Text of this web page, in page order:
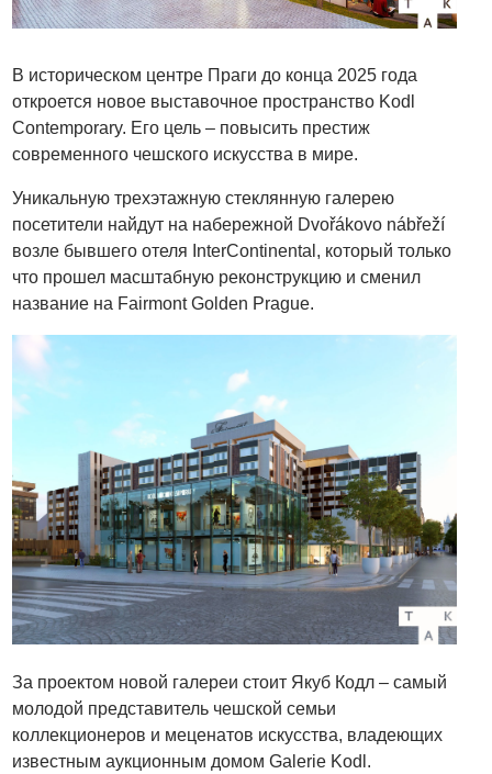
В историческом центре Праги до конца 2025 года
откроется новое выставочное пространство Kodl
Contemporary. Его цель – повысить престиж
современного чешского искусства в мире.
Уникальную трехэтажную стеклянную галерею
посетители найдут на набережной Dvořákovo nábřeží
возле бывшего отеля InterContinental, который только
что прошел масштабную реконструкцию и сменил
название на Fairmont Golden Prague.
За проектом новой галереи стоит Якуб Кодл – самый
молодой представитель чешской семьи
коллекционеров и меценатов искусства, владеющих
известным аукционным домом Galerie Kodl.